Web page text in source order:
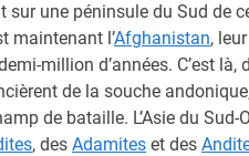
sur une péninsule du Sud de
maintenant l’Afghanistan,
million d’années. C’est là,
de la souche andonique,
de bataille. L’Asie du Sud-
, des Adamites et des